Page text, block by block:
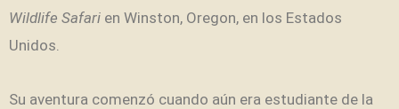
Wildlife Safari en Winston, Oregon, en los Estados
Unidos.
Su aventura comenzó cuando aún era estudiante de la